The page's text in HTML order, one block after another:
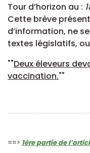
Tour d’horizon au :
Cette brève
d’information, ne
textes législatifs,
""Deux éleveurs
vaccination.""
==> 1ère partie de